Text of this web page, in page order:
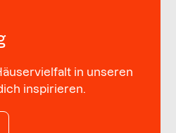
in unseren
inspirieren.